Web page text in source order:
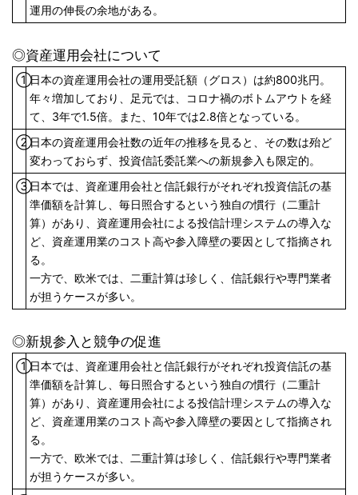
運用の伸長の余地がある。
◎資産運用会社について
①日本の資産運用会社の運用受託額（グロス）は約800兆円。
年々増加しており、足元では、コロナ禍のボトムアウトを経
て、3年で1.5倍。また、10年では2.8倍となっている。
②日本の資産運用会社数の近年の推移を見ると、その数は殆ど
変わっておらず、投資信託委託業への新規参入も限定的。
③日本では、資産運用会社と信託銀行がそれぞれ投資信託の基
準価額を計算し、毎日照合するという独自の慣行（二重計
算）があり、資産運用会社による投信計理システムの導入な
ど、資産運用業のコスト高や参入障壁の要因として指摘され
る。
一方で、欧米では、二重計算は珍しく、信託銀行や専門業者
が担うケースが多い。
◎新規参入と競争の促進
①日本では、資産運用会社と信託銀行がそれぞれ投資信託の基
準価額を計算し、毎日照合するという独自の慣行（二重計
算）があり、資産運用会社による投信計理システムの導入な
ど、資産運用業のコスト高や参入障壁の要因として指摘され
る。
一方で、欧米では、二重計算は珍しく、信託銀行や専門業者
が担うケースが多い。